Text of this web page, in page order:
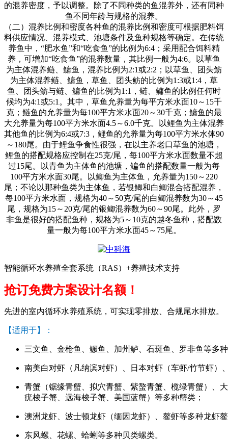
的混养密度，予以调整。除了不同种类的鱼混养外，还有同种
鱼不同年龄与规格的混养。
（二）混养比例和密度各种鱼的混养比例和密度可根据肥料饵
料供应情况、混养模式、池塘条件及鱼种规格等确定。在传统
养鱼中， “肥水鱼”和“吃食鱼”的比例为6:4 ；采用配合饵料精
养，可增加“吃食鱼”的混养数量，其比例一般为4:6。以草鱼
为主体混养鲢、鳙鱼，混养比例为2:1或2:2 ；以草鱼、团头鲂
为主体混养鲢、鳙鱼，草鱼、团头鲂的比例为1:3或1:4 ，草
鱼、团头鲂与鲢、鳙鱼的比例为1:1 ，鲢、鳙鱼的比例任何时
候均为4:1或5:1 。其中，草鱼允养量为每平方米水面10～ 15千
克；鲢鱼的允养量为每100平方米水面20～30千克；鳙鱼的最
大允养量为每100平方米水面4.5～6.0千克。以鲤鱼为主体混养
其他鱼的比例为6:4或7:3 ，鲤鱼的允养量为每100平方米水体90
～ 180尾。由于鲤鱼争食性很强，在以主养老口草鱼的池塘，
鲤鱼的搭配规格应控制在25克/尾，每100平方米水面数量不超
过15尾。以青鱼为主体鱼的池塘，鳊鱼的搭配数量一般为每
100平方米水面30尾。以鲫鱼为主体鱼，允养量为150～ 220
尾；不论以那种鱼类为主体鱼，若银鲫和白鲫混合搭配混养，
每100平方米水面，规格为40～ 50克/尾的白鲫混养数为30～45
尾，规格为15～ 20克/尾的银鲫混养数为60～90尾。此外，罗
非鱼是很好的搭配鱼种，规格为5～ 10克的越冬鱼种，搭配数
量一般为每100平方米水面45～ 75尾。
智能循环水养殖全套系统（RAS）+养殖技术支持
抢订免费方案设计名额！
先进的室内循环水养殖系统，可实现零排放、合规尾水排放。
【适用于】：
三文鱼、金枪鱼、鳜鱼、加州鲈、石斑鱼、罗非鱼等多
南美白对虾（凡纳滨对虾）、日本对虾（车虾/竹节虾）
青蟹（锯缘青蟹、拟穴青蟹、紫螯青蟹、榄绿青蟹）、
疣梭子蟹、远海梭子蟹、美国蓝蟹）等多种蟹类；
澳洲龙虾、波士顿龙虾（缅因龙虾）、鳌虾等多种龙虾
东风螺、花螺、蛤蜊等多种贝类螺类。